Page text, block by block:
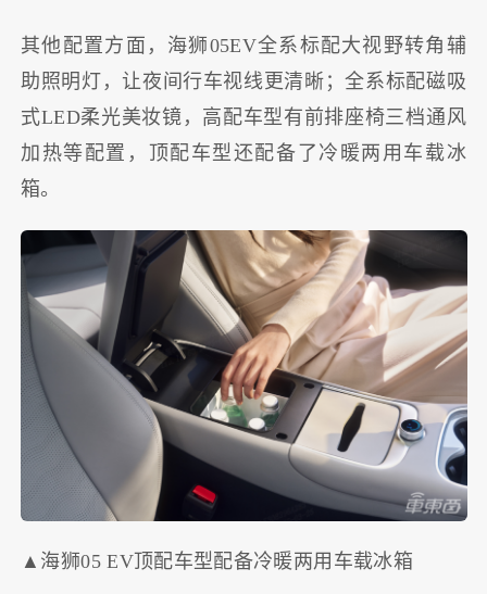
其他配置方面，海狮05EV全系标配大视野转角辅
助照明灯，让夜间行车视线更清晰；全系标配磁吸
式LED柔光美妆镜，高配车型有前排座椅三档通风
加热等配置，顶配车型还配备了冷暖两用车载冰
箱。
▲海狮05 EV顶配车型配备冷暖两用车载冰箱